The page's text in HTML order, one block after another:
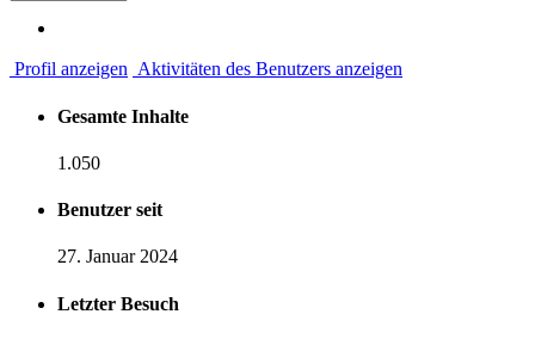
Profil anzeigen Aktivitäten des Benutzers anzeigen
Gesamte Inhalte
1.050
Benutzer seit
27. Januar 2024
Letzter Besuch